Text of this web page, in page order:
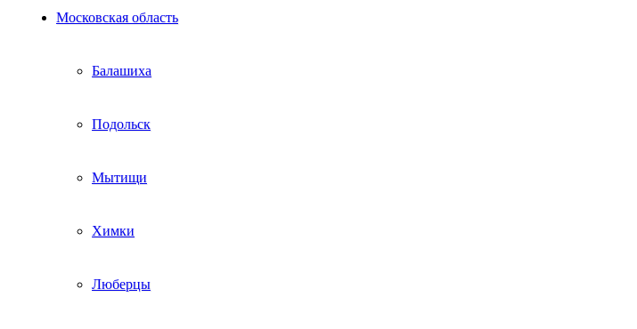
Московская область
Балашиха
Подольск
Мытищи
Химки
Люберцы